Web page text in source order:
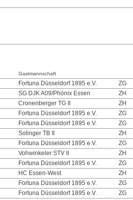
Gastmannschaft
Fortuna Düsseldorf 1895 e.V.
ZG
SG DJK A09/Phönix Essen
ZH
Cronenberger TG II
ZH
Fortuna Düsseldorf 1895 e.V.
ZG
Fortuna Düsseldorf 1895 e.V.
ZG
Solinger TB II
ZH
Fortuna Düsseldorf 1895 e.V.
ZG
Vohwinkeler STV II
ZH
Fortuna Düsseldorf 1895 e.V.
ZG
HC Essen-West
ZH
Fortuna Düsseldorf 1895 e.V.
ZG
Fortuna Düsseldorf 1895 e.V.
ZG